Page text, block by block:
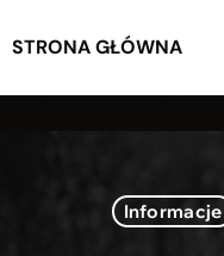
STRONA GŁÓWNA
Informacje